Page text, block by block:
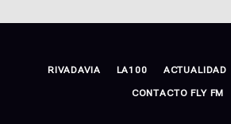
RIVADAVIA LA100 ACTUALIDAD
CONTACTO FLY FM